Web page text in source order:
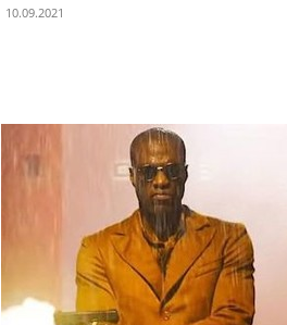
10.09.2021